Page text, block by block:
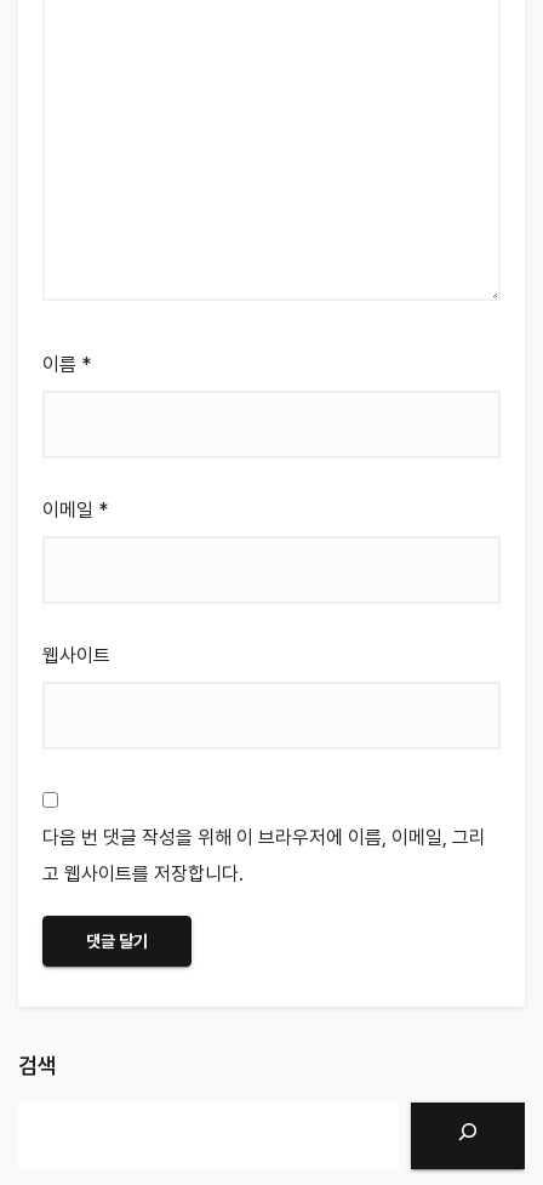
이름 *
이메일 *
웹사이트
다음 번 댓글 작성을 위해 이 브라우저에 이름, 이메일, 그리
고 웹사이트를 저장합니다.
검색